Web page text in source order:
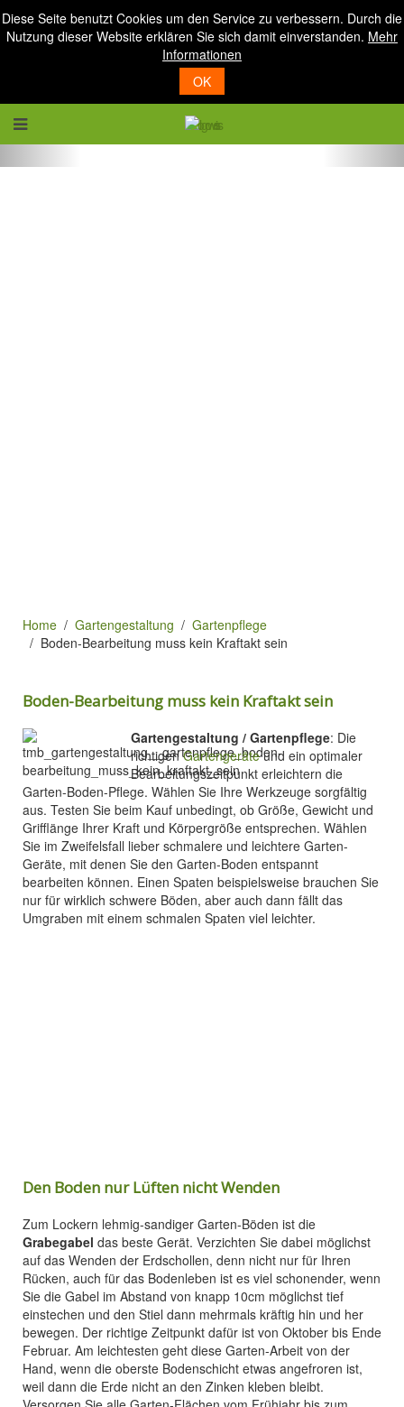
Diese Seite benutzt Cookies um den Service zu verbessern. Durch die
Nutzung dieser Website erklären Sie sich damit einverstanden. Mehr
Informationen
OK
Home Gartengestaltung
Gartenpflege
Boden-Bearbeitung muss kein Kraftakt sein
Boden-Bearbeitung muss kein Kraftakt sein
Gartengestaltung / Gartenpflege: Die
richtigenGartengeräteund ein optimaler
Bearbeitungszeitpunkt erleichtern die
Garten-Boden-Pflege. Wählen Sie Ihre Werkzeuge sorgfältig
aus. Testen Sie beim Kauf unbedingt, ob Größe, Gewicht und
Grifflänge Ihrer Kraft und Körpergröße entsprechen. Wählen
Sie im Zweifelsfall lieber schmalere und leichtere Garten-
Geräte, mit denen Sie den Garten-Boden entspannt
bearbeiten können. Einen Spaten beispielsweise brauchen Sie
nur für wirklich schwere Böden, aber auch dann fällt das
Umgraben mit einem schmalen Spaten viel leichter.
Den Boden nur Lüften nicht Wenden
Zum Lockern lehmig-sandiger Garten-Böden ist die
Grabegabel das beste Gerät. Verzichten Sie dabei möglichst
auf das Wenden der Erdschollen, denn nicht nur für Ihren
Rücken, auch für das Bodenleben ist es viel schonender, wenn
Sie die Gabel im Abstand von knapp 10cm möglichst tief
einstechen und den Stiel dann mehrmals kräftig hin und her
bewegen. Der richtige Zeitpunkt dafür ist von Oktober bis Ende
Februar. Am leichtesten geht diese Garten-Arbeit von der
Hand, wenn die oberste Bodenschicht etwas angefroren ist,
weil dann die Erde nicht an den Zinken kleben bleibt.